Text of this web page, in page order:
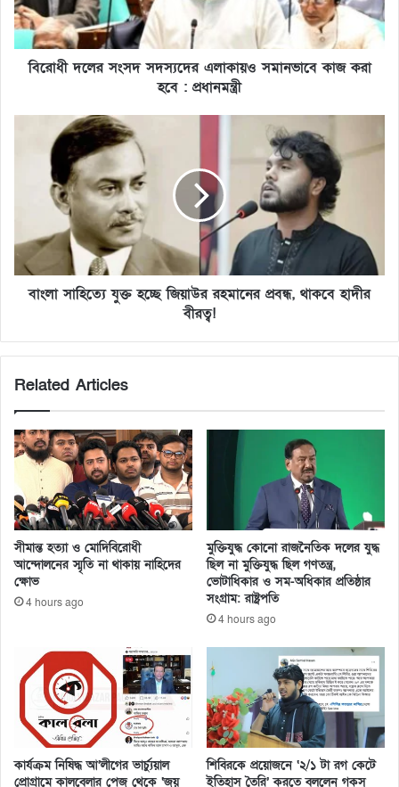
বিরোধী দলের সংসদ সদস্যদের এলাকায়ও সমানভাবে কাজ করা
হবে : প্রধানমন্ত্রী
বাংলা সাহিত্যে যুক্ত হচ্ছে জিয়াউর রহমানের প্রবন্ধ, থাকবে হাদীর
বীরত্ব!
Related Articles
সীমান্ত হত্যা ও মোদিবিরোধী
আন্দোলনের স্মৃতি না থাকায় নাহিদের
ক্ষোভ
4 hours ago
মুক্তিযুদ্ধ কোনো রাজনৈতিক দলের যুদ্ধ
ছিল না মুক্তিযুদ্ধ ছিল গণতন্ত্র,
ভোটাধিকার ও সম-অধিকার প্রতিষ্ঠার
সংগ্রাম: রাষ্ট্রপতি
4 hours ago
কার্যক্রম নিষিদ্ধ আ’লীগের ভার্চ্যুয়াল
প্রোগ্রামে কালবেলার পেজ থেকে ‘জয়
শিবিরকে প্রয়োজনে ‘২/১ টা রগ কেটে
ইতিহাস তৈরি’ করতে বললেন গকসু